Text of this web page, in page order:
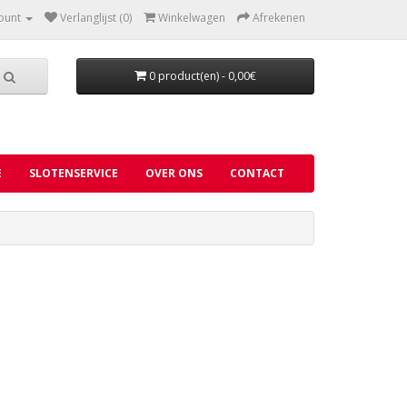
Verlanglijst (0) Winkelwagen Afrekenen
0 product(en) - 0,00€
SLOTENSERVICE OVER ONS CONTACT